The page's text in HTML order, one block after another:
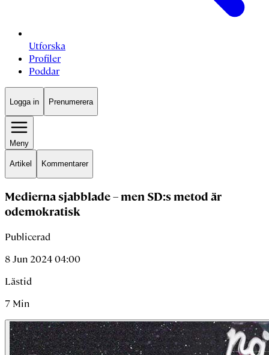
Utforska
Profiler
Poddar
Logga in Prenumerera
Meny
Artikel Kommentarer
Medierna sjabblade – men SD:s metod är
odemokratisk
Publicerad
8 Jun 2024 04:00
Lästid
7 Min